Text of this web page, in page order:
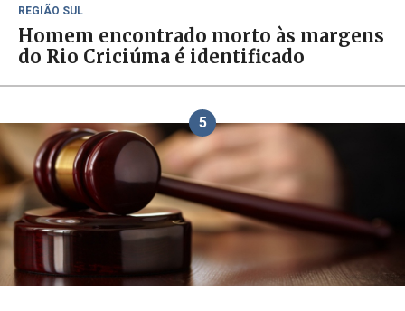
REGIÃO SUL
Homem encontrado morto às margens
do Rio Criciúma é identificado
5